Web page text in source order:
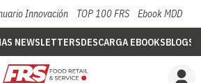
Innovación TOP 100 FRS Ebook MDD
NEWSLETTERSDESCARGA EBOOKSBLOGS